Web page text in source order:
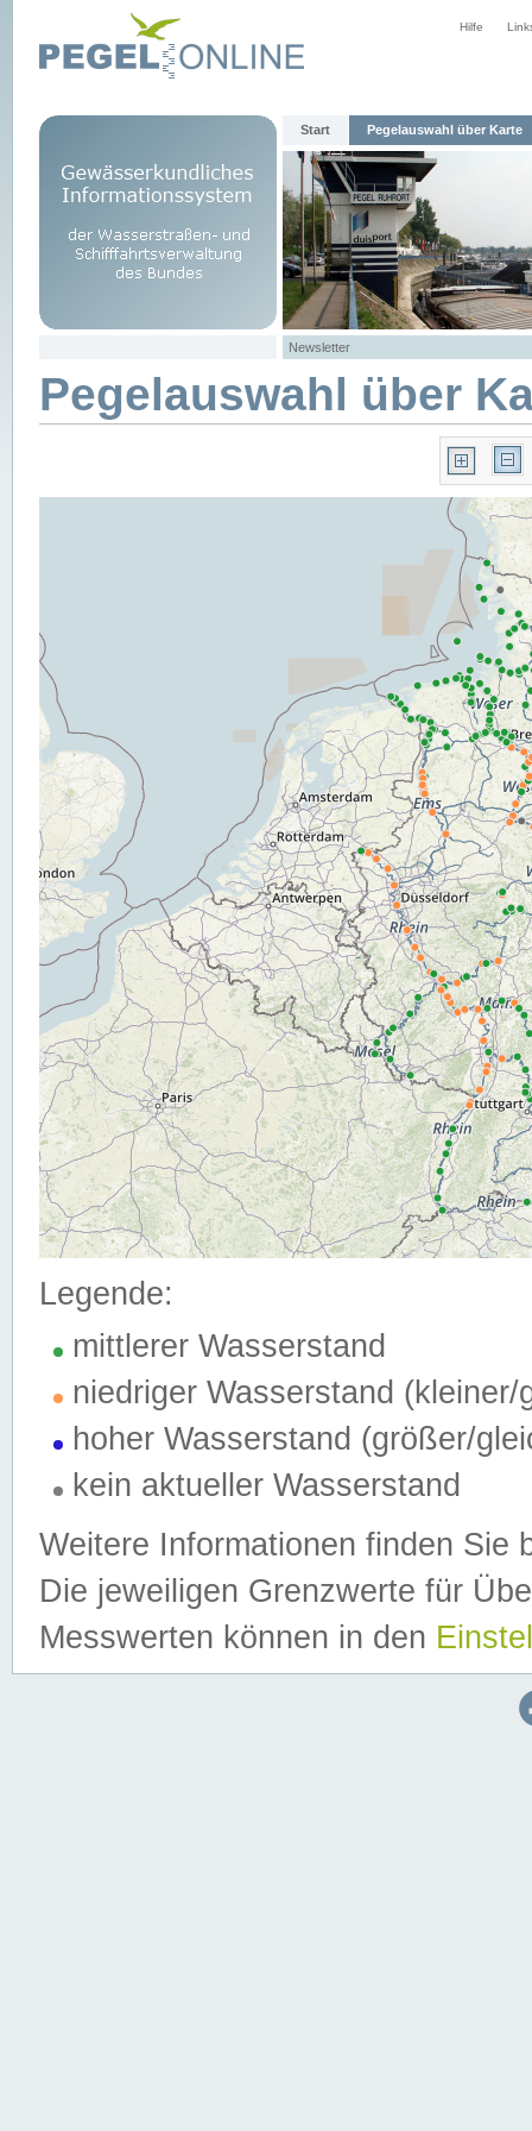
Hilfe
Start Pegelauswahl über Karte
Newsletter
Pegelauswahl über
Legende:
mittlerer Wasserstand
niedriger Wasserstand (kleiner/
hoher Wasserstand (größer/
kein aktueller Wasserstand
Weitere Informationen finden Sie
Die jeweiligen Grenzwerte für
Messwerten können in den